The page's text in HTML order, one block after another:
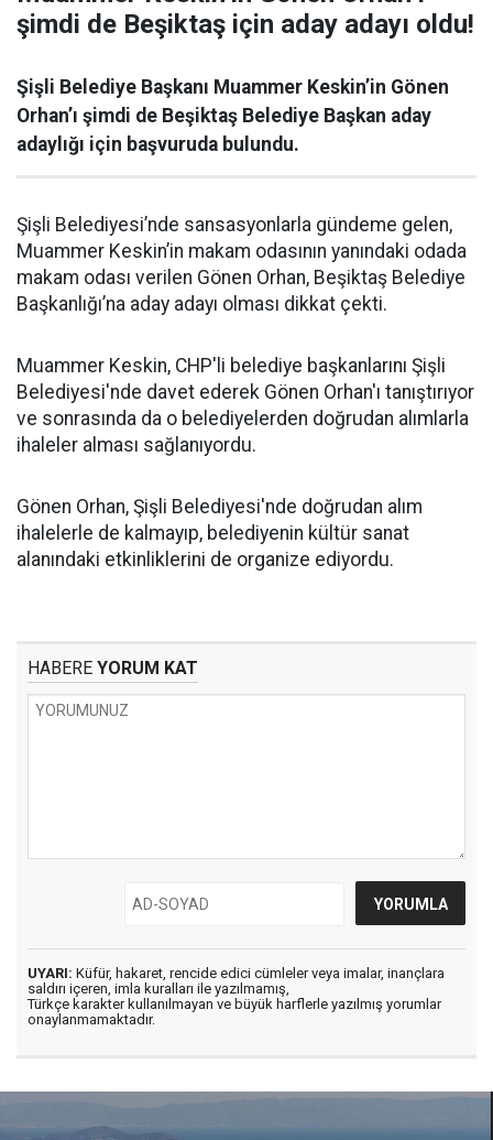
şimdi de Beşiktaş için aday adayı oldu!
Şişli Belediye Başkanı Muammer Keskin’in Gönen
Orhan’ı şimdi de Beşiktaş Belediye Başkan aday
adaylığı için başvuruda bulundu.
Şişli Belediyesi’nde sansasyonlarla gündeme gelen,
Muammer Keskin’in makam odasının yanındaki odada
makam odası verilen Gönen Orhan, Beşiktaş Belediye
Başkanlığı’na aday adayı olması dikkat çekti.
Muammer Keskin, CHP'li belediye başkanlarını Şişli
Belediyesi'nde davet ederek Gönen Orhan'ı tanıştırıyor
ve sonrasında da o belediyelerden doğrudan alımlarla
ihaleler alması sağlanıyordu.
Gönen Orhan, Şişli Belediyesi'nde doğrudan alım
ihalelerle de kalmayıp, belediyenin kültür sanat
alanındaki etkinliklerini de organize ediyordu.
HABERE YORUM KAT
UYARI: Küfür, hakaret, rencide edici cümleler veya imalar, inançlara
saldırı içeren, imla kuralları ile yazılmamış,
Türkçe karakter kullanılmayan ve büyük harflerle yazılmış yorumlar
onaylanmamaktadır.